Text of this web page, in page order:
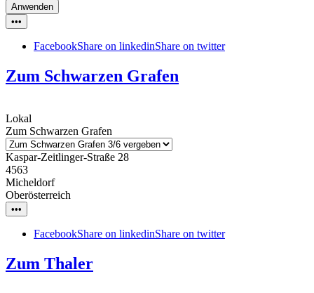
Anwenden
•••
FacebookShare on linkedinShare on twitter
Zum Schwarzen Grafen
Lokal
Zum Schwarzen Grafen
Kaspar-Zeitlinger-Straße 28
4563
Micheldorf
Oberösterreich
•••
FacebookShare on linkedinShare on twitter
Zum Thaler